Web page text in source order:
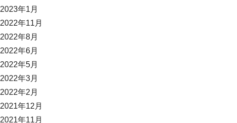
2023年1月
2022年11月
2022年8月
2022年6月
2022年5月
2022年3月
2022年2月
2021年12月
2021年11月